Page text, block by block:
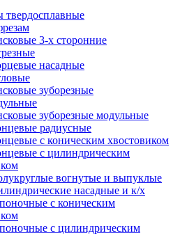
твердосплавные
3-х сторонние
насадные
зуборезные
зуборезные модульные
радиусные
с коническим хвостовиком
с цилиндрическим
вогнутые и выпуклые
насадные и к/х
с коническим
с цилиндрическим